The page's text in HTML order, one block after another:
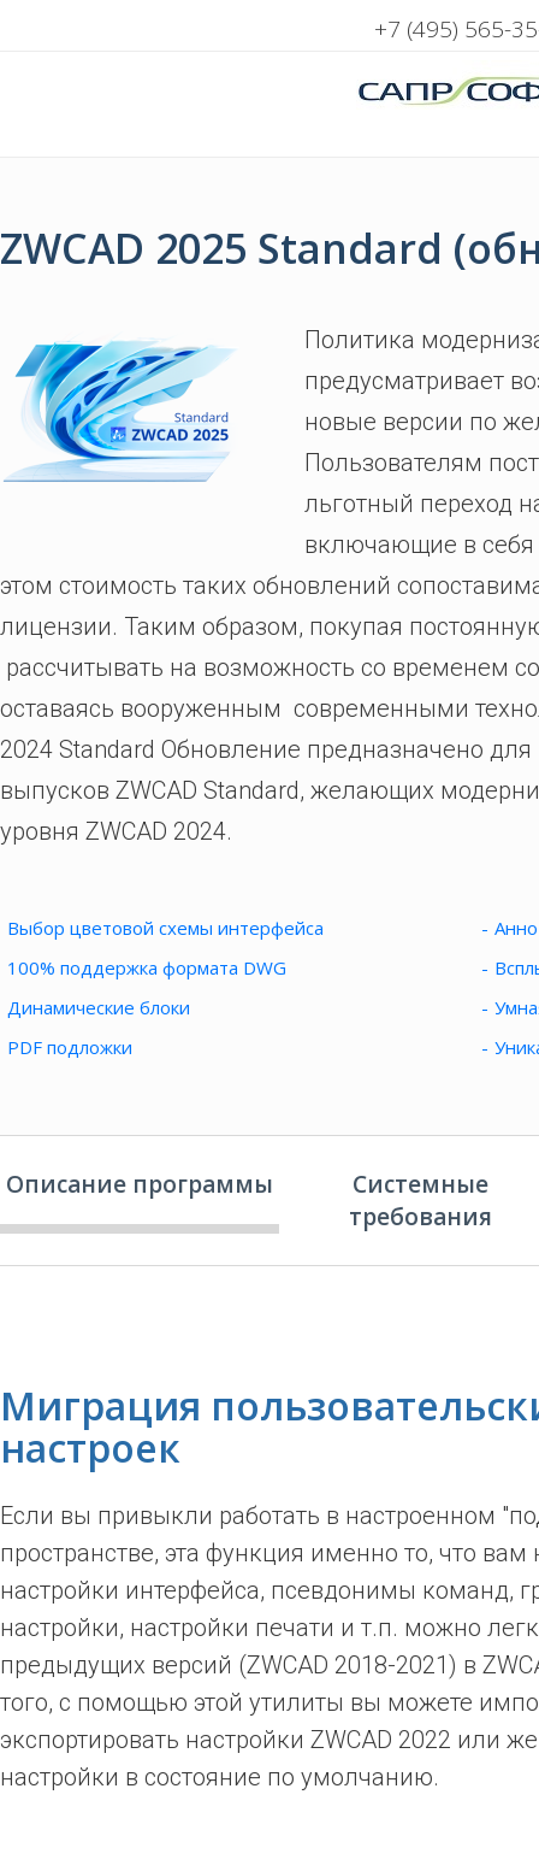
+7 (495) 565-
ZWCAD 2025 Standard
Политика
предусматривает
новые версии по
Пользователям
льготный переход
включающие в
этом стоимость таких обновлений
лицензии. Таким образом, покупая
рассчитывать на возможность со временем
оставаясь вооруженным современными
2024 Standard Обновление предназначено
выпусков ZWCAD Standard, желающих
уровня ZWCAD 2024.
Выбор цветовой схемы интерфейса
100% поддержка формата DWG
Динамические блоки
PDF подложки
Описание программы
Системные
требования
Миграция
настроек
Если вы привыкли работать в настроенном
пространстве, эта функция именно то, что
настройки интерфейса, псевдонимы команд,
настройки, настройки печати и т.п. можно
предыдущих версий (ZWCAD 2018-2021) в
того, с помощью этой утилиты вы можете
экспортировать настройки ZWCAD 2022 или
настройки в состояние по умолчанию.